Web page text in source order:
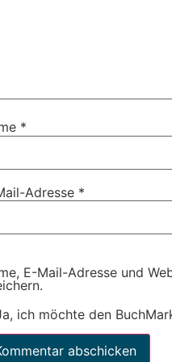
*
Adresse *
E-Mail-Adresse und
ich möchte den